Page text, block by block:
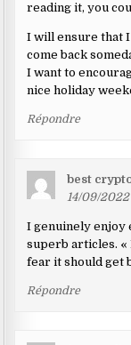
reading it, you
I will ensure that
come back
I want to
nice holiday
Répondre
best
14/09/
I genuinely enjoy
superb articles. «
fear it should get
Répondre